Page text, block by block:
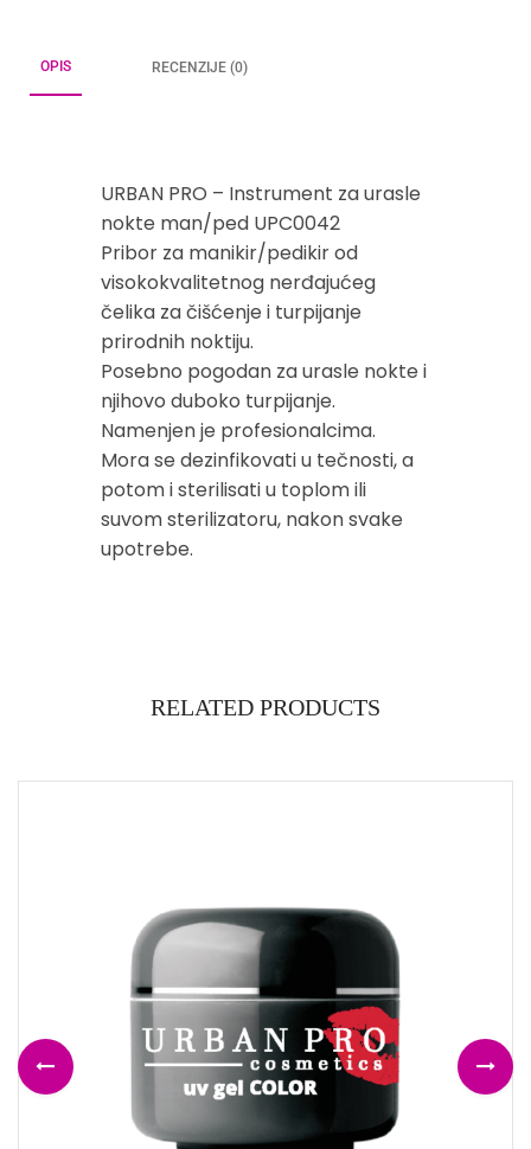
OPIS RECENZIJE (0)
URBAN PRO – Instrument za urasle
nokte man/ped UPC0042
Pribor za manikir/pedikir od
visokokvalitetnog nerđajućeg
čelika za čišćenje i turpijanje
prirodnih noktiju.
Posebno pogodan za urasle nokte i
njihovo duboko turpijanje.
Namenjen je profesionalcima.
Mora se dezinfikovati u tečnosti, a
potom i sterilisati u toplom ili
suvom sterilizatoru, nakon svake
upotrebe.
RELATED PRODUCTS